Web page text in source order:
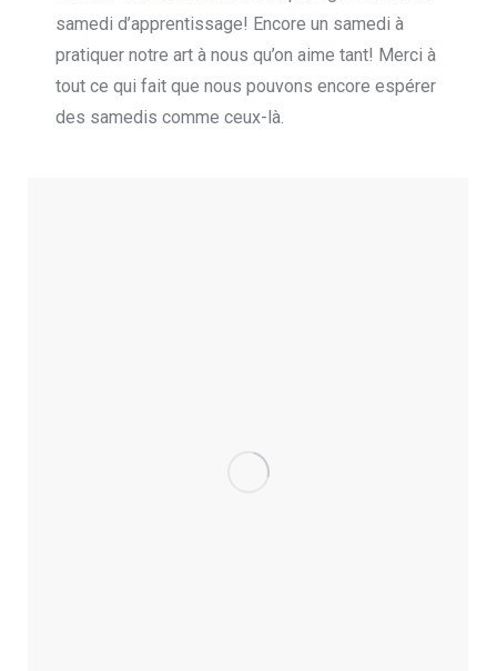
samedi d’apprentissage! Encore un samedi à
pratiquer notre art à nous qu’on aime tant! Merci à
tout ce qui fait que nous pouvons encore espérer
des samedis comme ceux-là.